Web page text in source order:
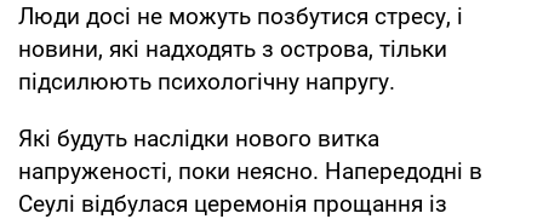
Люди досі не можуть позбутися стресу, і
новини, які надходять з острова, тільки
підсилюють психологічну напругу.
Які будуть наслідки нового витка
напруженості, поки неясно. Напередодні в
Сеулі відбулася церемонія прощання із